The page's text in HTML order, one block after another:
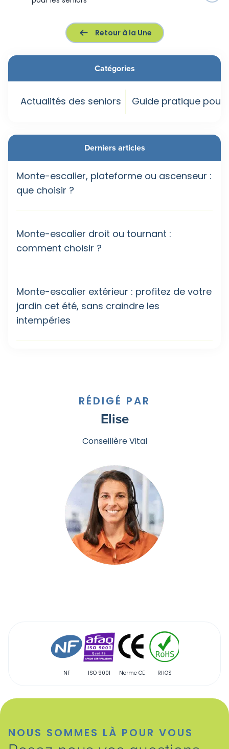
Retour à la Une
Catégories
Actualités des seniors Guide pratique pour
Derniers articles
Monte-escalier, plateforme ou ascenseur :
que choisir ?
Monte-escalier droit ou tournant :
comment choisir ?
Monte-escalier extérieur : profitez de votre
jardin cet été, sans craindre les
intempéries
RÉDIGÉ PAR
Elise
Conseillère Vital
NF ISO 9001 Norme CE RHOS
NOUS SOMMES LÀ POUR VOUS